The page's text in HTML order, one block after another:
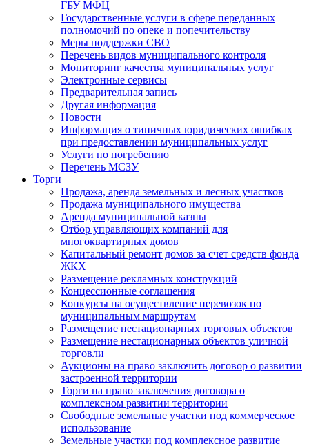
ГБУ МФЦ
Государственные услуги в сфере переданных
полномочий по опеке и попечительству
Меры поддержки СВО
Перечень видов муниципального контроля
Мониторинг качества муниципальных услуг
Электронные сервисы
Предварительная запись
Другая информация
Новости
Информация о типичных юридических ошибках
при предоставлении муниципальных услуг
Услуги по погребению
Перечень МСЗУ
Торги
Продажа, аренда земельных и лесных участков
Продажа муниципального имущества
Аренда муниципальной казны
Отбор управляющих компаний для
многоквартирных домов
Капитальный ремонт домов за счет средств фонда
ЖКХ
Размещение рекламных конструкций
Концессионные соглашения
Конкурсы на осуществление перевозок по
муниципальным маршрутам
Размещение нестационарных торговых объектов
Размещение нестационарных объектов уличной
торговли
Аукционы на право заключить договор о развитии
застроенной территории
Торги на право заключения договора о
комплексном развитии территории
Свободные земельные участки под коммерческое
использование
Земельные участки под комплексное развитие